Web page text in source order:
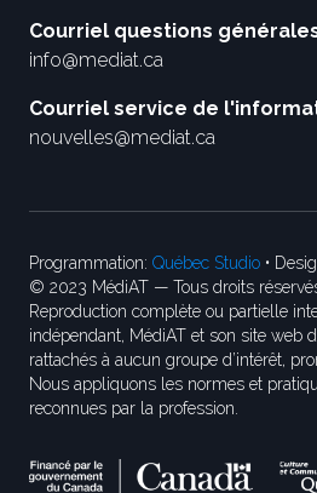
Courriel questions
info@mediat.ca
Courriel service de
nouvelles@mediat.ca
Programmation: Québec Studio •
© 2023 MédiAT — Tous droits
Reproduction complète ou partielle
indépendant, MédiAT et son site web
rattachés à aucun groupe d’intérêt,
Nous appliquons les normes et
reconnues par la profession.